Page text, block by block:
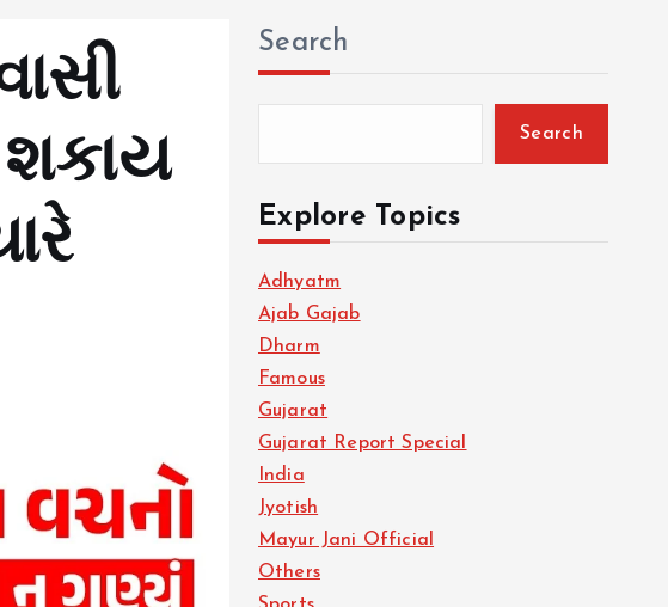
Search
Search
Explore Topics
Adhyatm
Ajab Gajab
Dharm
Famous
Gujarat
Gujarat Report Special
India
Jyotish
Mayur Jani Official
Others